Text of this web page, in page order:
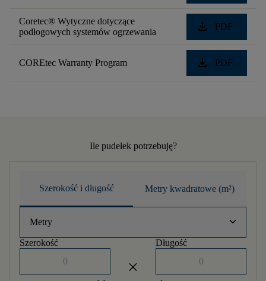
Coretec® Wytyczne dotyczące
podłogowych systemów ogrzewania
download PDF
COREtec Warranty Program download PDF
Ile pudełek potrzebuję?
Szerokość i długość Metry kwadratowe (m²)
Metry keyboard_arrow_down
Szerokość
close
Długość